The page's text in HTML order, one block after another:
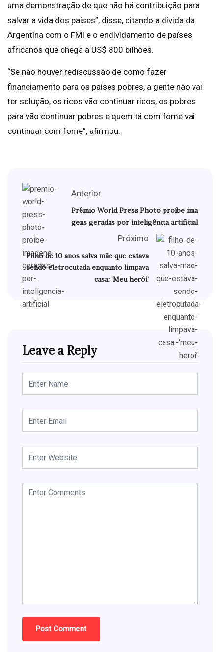
uma demonstração de que não há contribuição para
salvar a vida dos países”, disse, citando a dívida da
Argentina com o FMI e o endividamento de países
africanos que chega a US$ 800 bilhões.
“Se não houver rediscussão de como fazer
financiamento para os países pobres, a gente não vai
ter solução, os ricos vão continuar ricos, os pobres
para vão continuar pobres e quem tá com fome vai
continuar com fome”, afirmou.
Anterior
Prêmio World Press Photo proíbe ima
gens geradas por inteligência artificial
Próximo
Filho de 10 anos salva mãe que estava
sendo eletrocutada enquanto limpava
casa: ‘Meu herói’
Leave a Reply